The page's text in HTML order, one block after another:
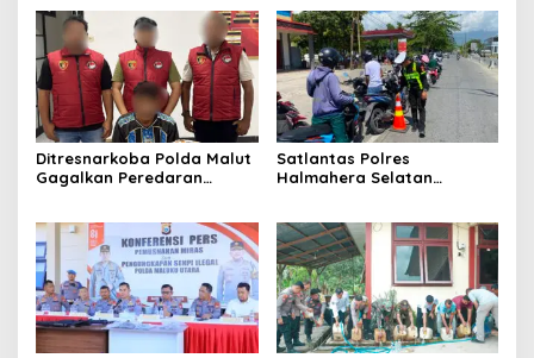
Ditresnarkoba Polda Malut
Gagalkan Peredaran
Satlantas Polres
Halmahera Selatan
Edukasi Keselamatan di
Kawasan SPBU Bacan